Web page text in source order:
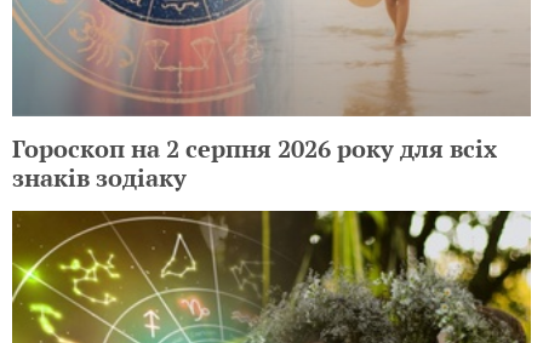
Гороскоп на 2 серпня 2026 року для всіх
знаків зодіаку